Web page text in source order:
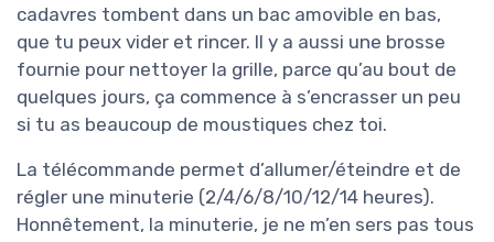
cadavres tombent dans un bac amovible en bas,
que tu peux vider et rincer. Il y a aussi une brosse
fournie pour nettoyer la grille, parce qu’au bout de
quelques jours, ça commence à s’encrasser un peu
si tu as beaucoup de moustiques chez toi.
La télécommande permet d’allumer/éteindre et de
régler une minuterie (2/4/6/8/10/12/14 heures).
Honnêtement, la minuterie, je ne m’en sers pas tous